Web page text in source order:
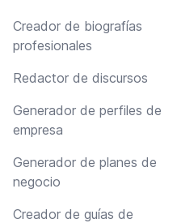
Creador de biografías
profesionales
Redactor de discursos
Generador de perfiles de
empresa
Generador de planes de
negocio
Creador de guías de